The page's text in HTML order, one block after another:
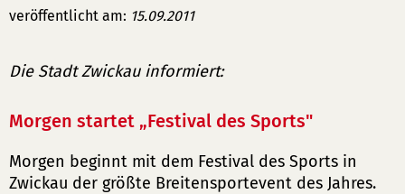
veröffentlicht am: 15.09.2011
Die Stadt Zwickau informiert:
Morgen startet „Festival des Sports"
Morgen beginnt mit dem Festival des Sports in
Zwickau der größte Breitensportevent des Jahres.